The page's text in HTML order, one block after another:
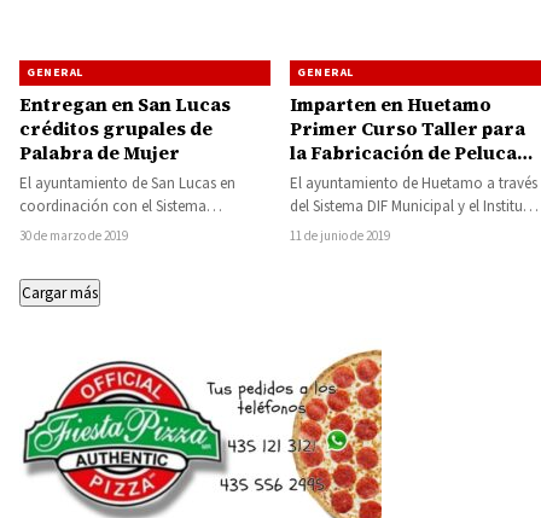
GENERAL
Entregan en San Lucas
créditos grupales de
Palabra de Mujer
El ayuntamiento de San Lucas en
coordinación con el Sistema
Municipal del DIF y la Instancia de la…
30 de marzo de 2019
GENERAL
Imparten en Huetamo
Primer Curso Taller para
la Fabricación de Pelucas
Artesanales Oncológicas
El ayuntamiento de Huetamo a través
del Sistema DIF Municipal y el Instituto
de la Mujer Huetamense
11 de junio de 2019
Cargar más